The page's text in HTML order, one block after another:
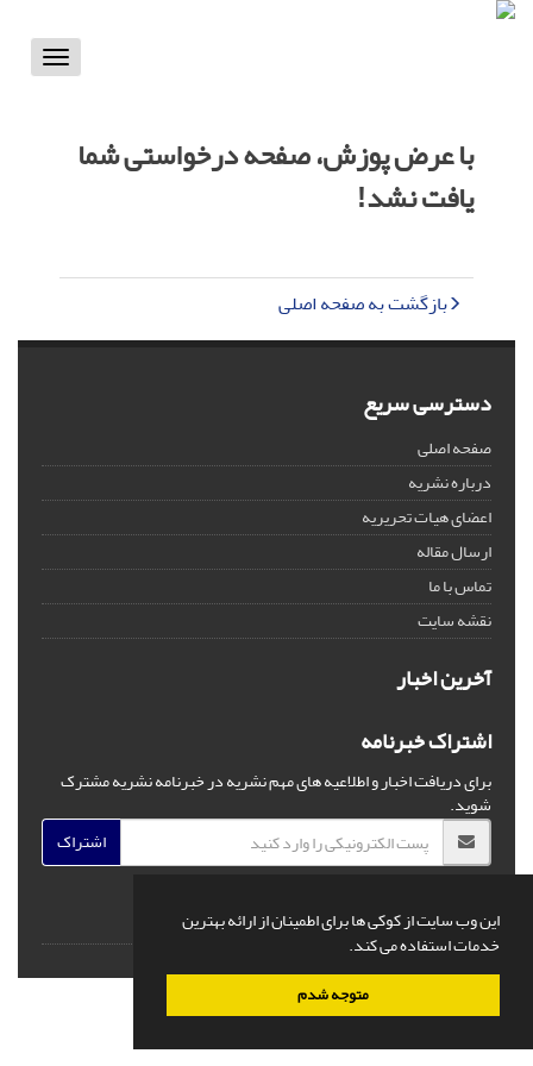
این وب سایت از کوکی ها برای اطمینان از ارائه بهترین
خدمات استفاده می کند.
متوجه شدم
Toggle
با عرض پوزش، صفحه درخواستی شما
یافت نشد!
بازگشت به صفحه اصلی
دسترسی سریع
صفحه اصلی
درباره نشریه
اعضای هیات تحریریه
ارسال مقاله
تماس با ما
نقشه سایت
آخرین اخبار
اشتراک خبرنامه
برای دریافت اخبار و اطلاعیه های مهم نشریه در خبرنامه نشریه مشترک
شوید.
اشتراک
© سامانه مدیریت نشریات علمی.